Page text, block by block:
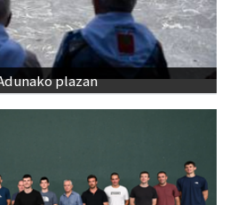
plazan